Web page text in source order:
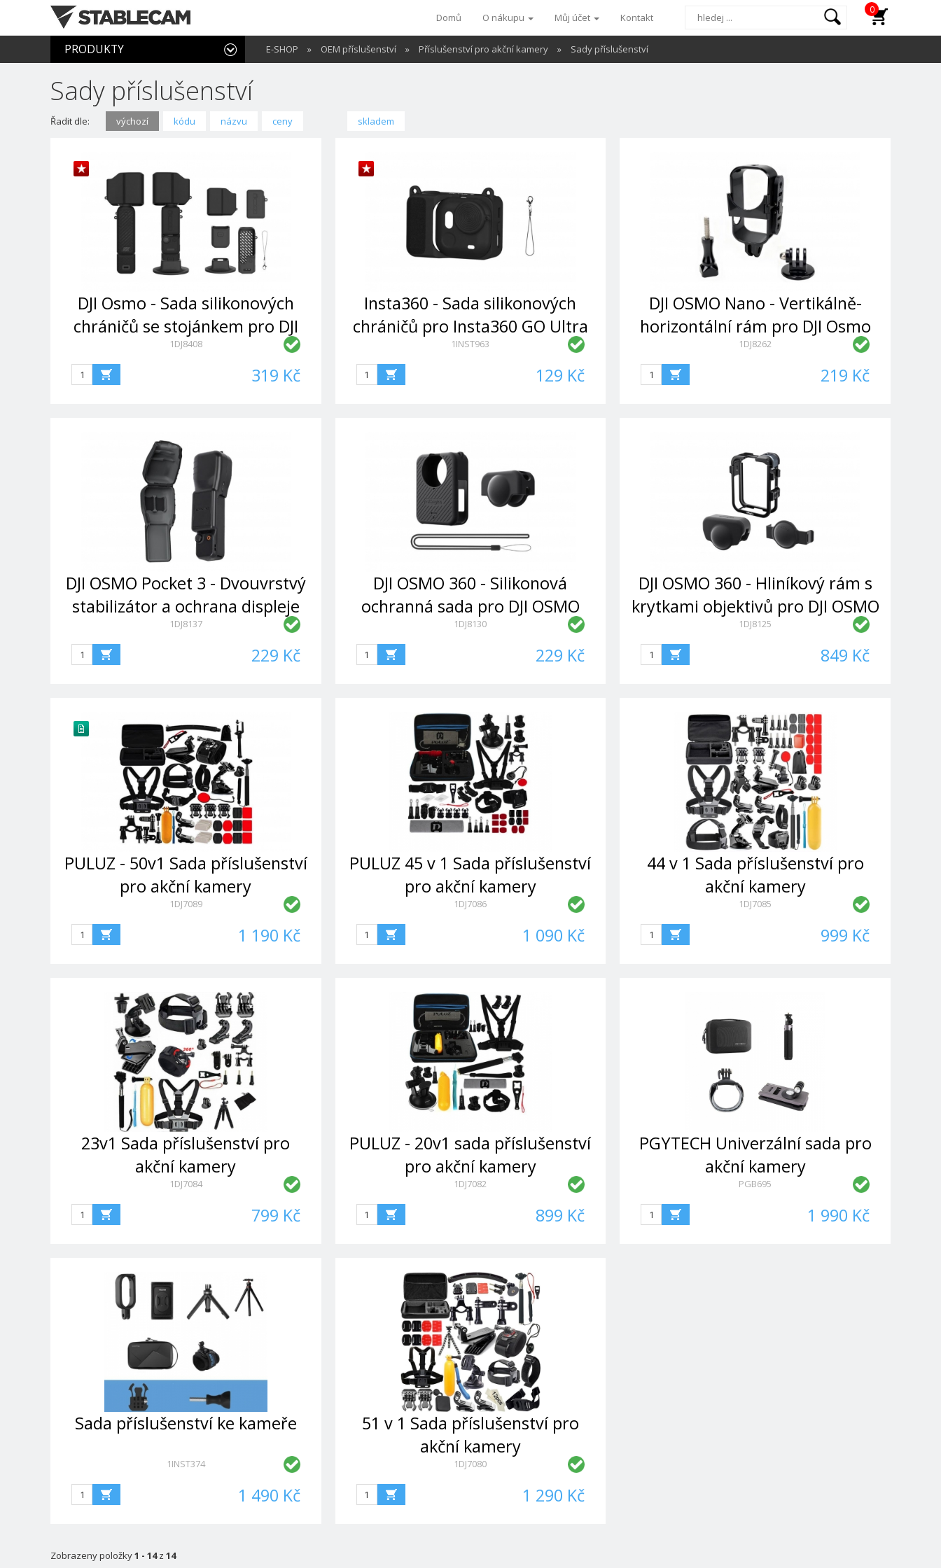
0
Domů O nákupu Můj účet Kontakt
PRODUKTY E-SHOP » OEM příslušenství » Příslušenství pro akční kamery » Sady příslušenství
Sady příslušenství
Řadit dle: výchozí kódu názvu ceny skladem
DJI Osmo - Sada silikonových
chráničů se stojánkem pro DJI
Osmo Pocket 4P (Black)
1DJ8408
319 Kč
Insta360 - Sada silikonových
chráničů pro Insta360 GO Ultra
1INST963
129 Kč
DJI OSMO Nano - Vertikálně-
horizontální rám pro DJI Osmo
Nano
1DJ8262
219 Kč
DJI OSMO Pocket 3 - Dvouvrstvý
stabilizátor a ochrana displeje
pro DJI (Black)
1DJ8137
229 Kč
DJI OSMO 360 - Silikonová
ochranná sada pro DJI OSMO
360 (Black)
1DJ8130
229 Kč
DJI OSMO 360 - Hliníkový rám s
krytkami objektivů pro DJI OSMO
360 (Black)
1DJ8125
849 Kč
PULUZ - 50v1 Sada příslušenství
pro akční kamery
1DJ7089
1 190 Kč
PULUZ 45 v 1 Sada příslušenství
pro akční kamery
1DJ7086
1 090 Kč
44 v 1 Sada příslušenství pro
akční kamery
1DJ7085
999 Kč
23v1 Sada příslušenství pro
akční kamery
1DJ7084
799 Kč
PULUZ - 20v1 sada příslušenství
pro akční kamery
1DJ7082
899 Kč
PGYTECH Univerzální sada pro
akční kamery
PGB695
1 990 Kč
Sada příslušenství ke kameře
1INST374
1 490 Kč
51 v 1 Sada příslušenství pro
akční kamery
1DJ7080
1 290 Kč
Zobrazeny položky1 - 14z 14